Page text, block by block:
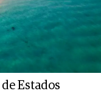
Estados